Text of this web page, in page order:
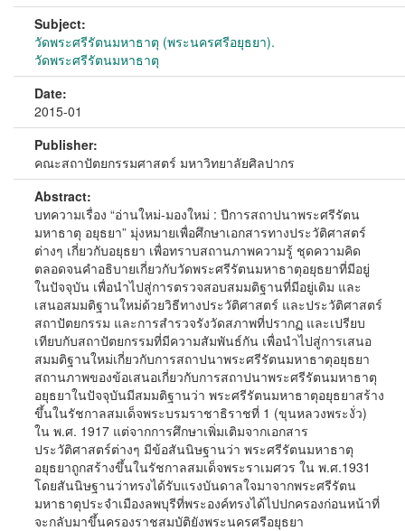
Subject:
วัดพระศรีรัตนมหาธาตุ (พระนครศรีอยุธยา).
วัดพระศรีรัตนมหาธาตุ
Date:
2015-01
Publisher:
คณะสถาปัตยกรรมศาสตร์ มหาวิทยาลัยศิลปากร
Abstract:
บทความเรื่อง “อ่านใหม่-มองใหม่ : ปีการสถาปนาพระศรีรัตน
มหาธาตุ อยุธยา” มุ่งหมายเพื่อศึกษาเอกสารทางประวัติศาสตร์
ต่างๆ เกี่ยวกับอยุธยา เพื่อทราบสถานภาพความรู้ ชุดความคิด
ตลอดจนคำอธิบายเกี่ยวกับวัดพระศรีรัตนมหาธาตุอยุธยาที่มีอยู่
ในปัจจุบัน เพื่อนำไปสู่การตรวจสอบสมมติฐานที่มีอยู่เดิม และ
เสนอสมมติฐานใหม่ด้วยวิธีทางประวัติศาสตร์ และประวัติศาสตร์
สถาปัตยกรรม และการสำรวจรังวัดสภาพที่ปรากฏ และเปรียบ
เทียบกับสถาปัตยกรรมที่มีความสัมพันธ์กัน เพื่อนำไปสู่การเสนอ
สมมติฐานใหม่เกี่ยวกับการสถาปนาพระศรีรัตนมหาธาตุอยุธยา
สถานภาพของข้อเสนอเกี่ยวกับการสถาปนาพระศรีรัตนมหาธาตุ
อยุธยาในปัจจุบันมีสมมติฐานว่า พระศรีรัตนมหาธาตุอยุธยาสร้าง
ขึ้นในรัชกาลสมเด็จพระบรมราชาธิราชที่ 1 (ขุนหลวงพระงั่ว)
ใน พ.ศ. 1917 แต่จากการศึกษาเพิ่มเติมจากเอกสาร
ประวัติศาสตร์ต่างๆ มีข้อสันนิษฐานว่า พระศรีรัตนมหาธาตุ
อยุธยาถูกสร้างขึ้นในรัชกาลสมเด็จพระราเมศวร ใน พ.ศ.1931
โดยสันนิษฐานว่าทรงได้รับแรงบันดาลใจมาจากพระศรีรัตน
มหาธาตุประจำเมืองลพบุรีที่พระองค์ทรงได้ไปปกครองก่อนหน้าที่
จะกลับมาขึ้นครองราชสมบัติยังพระนครศรีอยุธยา